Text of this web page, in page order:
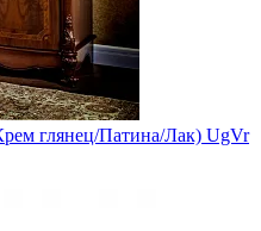
глянец/Патина/Лак) UgVr